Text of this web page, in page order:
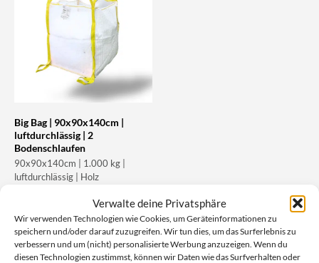
Verwalte deine Privatsphäre
Wir verwenden Technologien wie Cookies, um Geräteinformationen zu
speichern und/oder darauf zuzugreifen. Wir tun dies, um das Surferlebnis zu
verbessern und um (nicht) personalisierte Werbung anzuzeigen. Wenn du
diesen Technologien zustimmst, können wir Daten wie das Surfverhalten oder
Big Bag | 90x90x140cm |
luftdurchlässig | 2
Bodenschlaufen
90x90x140cm | 1.000 kg |
luftdurchlässig | Holz
Unser Nettopreis: Ab12,04
Bruttopreis, inkl. Mwst: 24,17€